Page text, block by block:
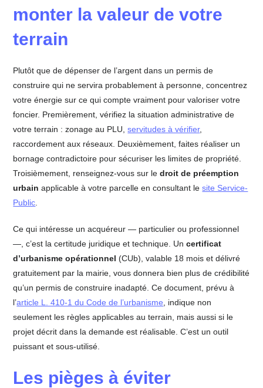
monter la valeur de votre
terrain
Plutôt que de dépenser de l’argent dans un permis de
construire qui ne servira probablement à personne, concentrez
votre énergie sur ce qui compte vraiment pour valoriser votre
foncier. Premièrement, vérifiez la situation administrative de
votre terrain : zonage au PLU,servitudes à vérifier,
raccordement aux réseaux. Deuxièmement, faites réaliser un
bornage contradictoire pour sécuriser les limites de propriété.
Troisièmement, renseignez-vous sur ledroit de préemption
urbain applicable à votre parcelle en consultant lesite Service-
Public
Ce qui intéresse un acquéreur — particulier ou professionnel
—, c’est la certitude juridique et technique. Uncertificat
d’urbanisme opérationnel (CUb), valable 18 mois et délivré
gratuitement par la mairie, vous donnera bien plus de crédibilité
qu’un permis de construire inadapté. Ce document, prévu à
l’article L. 410-1 du Code de l’urbanisme , indique non
seulement les règles applicables au terrain, mais aussi si le
projet décrit dans la demande est réalisable. C’est un outil
puissant et sous-utilisé.
Les pièges à éviter